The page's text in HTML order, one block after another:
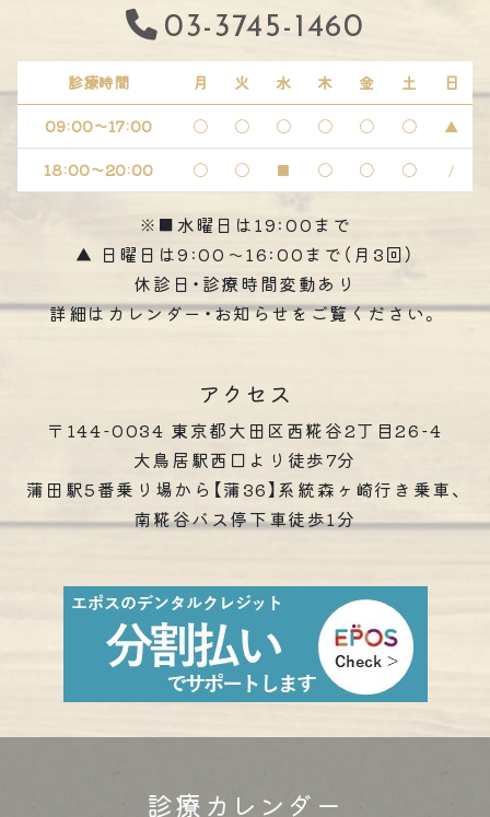
03-3745-1460
診療時間 月 火 水 木 金 土
日
09:00～17:00
〇 〇 〇 〇 〇 〇
▲
18:00～20:00
〇 〇 ■ 〇 〇 〇 /
※■水曜日は19:00まで
▲ 日曜日は9:00～16:00まで（月3回）
休診日・診療時間変動あり
詳細はカレンダー・お知らせをご覧ください。
アクセス
〒144-0034 東京都大田区西糀谷2丁目26-4
大鳥居駅西口より徒歩7分
蒲田駅5番乗り場から【蒲36】系統森ヶ崎行き乗車、
南糀谷バス停下車徒歩1分
診療カレンダー